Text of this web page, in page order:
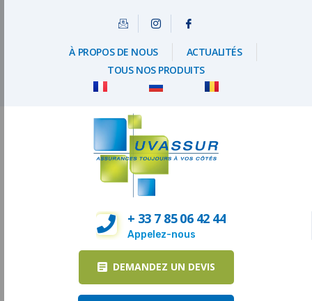
À PROPOS DE NOUS
ACTUALITÉS
TOUS NOS PRODUITS
+ 33 7 85 06 42 44
Appelez-nous
DEMANDEZ UN DEVIS